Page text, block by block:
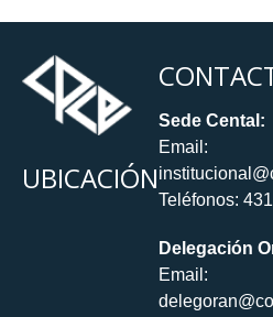
UBICACIÓN
Sede Cental:
Email:
Teléfonos:
Delegación
Email: